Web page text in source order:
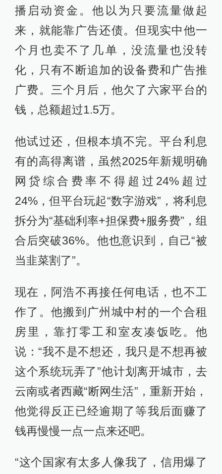
播启动资金。他以为只要流量做起
来，就能靠广告还债。但现实中他一
个月也卖不了几单，没流量也没转
化，只有不断追加的设备费和广告推
广费。三个月后，他欠了六家平台的
钱，总额超过1.5万。
他试过还，但根本填不完。平台利息
有的高得离谱，虽然2025年新规明确
网贷综合费率不得超过24%超过
24%，但平台玩起“数字游戏”，将利息
拆分为“基础利率+担保费+服务费”，组
合后突破36%。他也意识到，自己“被
当韭菜割了”。
现在，阿浩不再接任何电话，也不工
作了。他搬到广州城中村的一个合租
房里，靠打零工和室友凑饭吃。他
说：“我不是不想还，我只是不想再被
这个系统玩弄了”他计划离开城市，去
云南或者西藏“断网生活”，重新开始，
他觉得反正已经逾期了等我后面赚了
钱再慢慢一点一点来还吧。
“这个国家有太多人像我了，信用爆了